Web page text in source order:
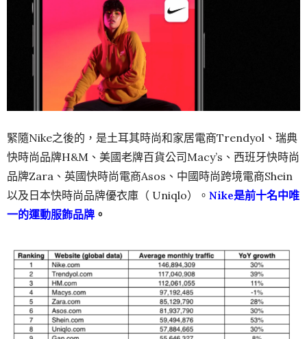
緊隨Nike之後的，是土耳其時尚和家居電商Trendyol、瑞典
快時尚品牌H&M、美國老牌百貨公司Macy’s、西班牙快時尚
品牌Zara、英國快時尚電商Asos、中國時尚跨境電商Shein
以及日本快時尚品牌優衣庫（ Uniqlo）。 Nike是前十名中唯
一的運動服飾品牌 。